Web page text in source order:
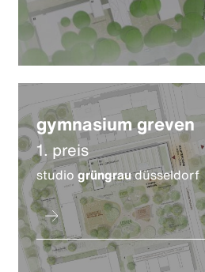
gymnasium greven
1. preis
studiogrüngraudüsseldorf